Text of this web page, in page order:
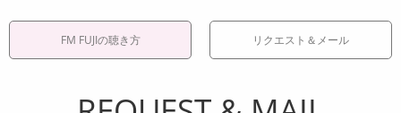
FM FUJIの聴き方 リクエスト＆メール